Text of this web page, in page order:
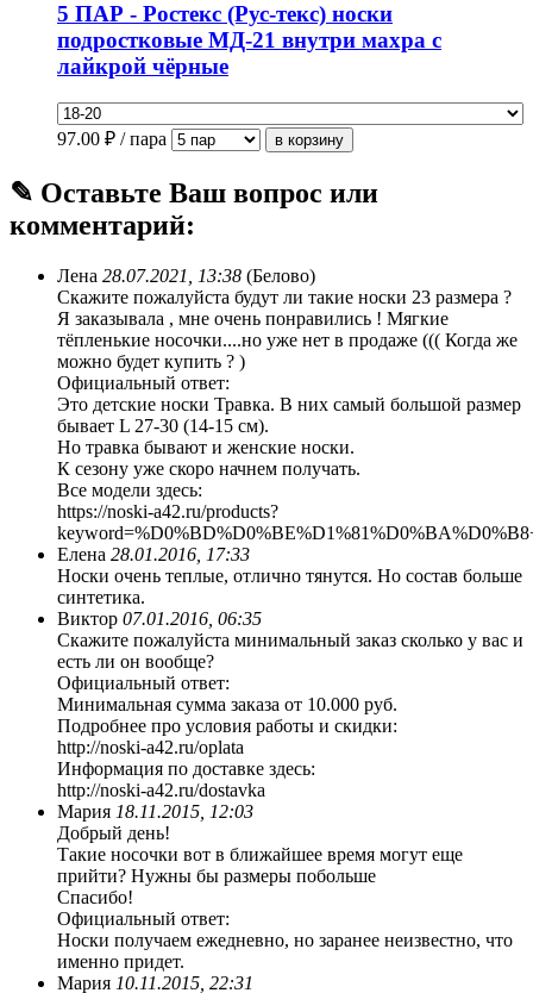
5 ПАР - Ростекс (Рус-текс) носки
подростковые МД-21 внутри махра с
лайкрой чёрные
97.00 ₽ / пара
✎ Оставьте Ваш вопрос или
комментарий:
Лена 28.07.2021, 13:38 (Белово)
Скажите пожалуйста будут ли такие носки 23 размера ?
Я заказывала , мне очень понравились ! Мягкие
тёпленькие носочки....но уже нет в продаже ((( Когда же
можно будет купить ? )
Официальный ответ:
Это детские носки Травка. В них самый большой размер
бывает L 27-30 (14-15 см).
Но травка бывают и женские носки.
К сезону уже скоро начнем получать.
Все модели здесь:
https://noski-a42.ru/products?
Елена 28.01.2016, 17:33
Носки очень теплые, отлично тянутся. Но состав больше
синтетика.
Виктор 07.01.2016, 06:35
Скажите пожалуйста минимальный заказ сколько у вас и
есть ли он вообще?
Официальный ответ:
Минимальная сумма заказа от 10.000 руб.
Подробнее про условия работы и скидки:
http://noski-a42.ru/oplata
Информация по доставке здесь:
http://noski-a42.ru/dostavka
Мария 18.11.2015, 12:03
Добрый день!
Такие носочки вот в ближайшее время могут еще
прийти? Нужны бы размеры побольше
Спасибо!
Официальный ответ:
Носки получаем ежедневно, но заранее неизвестно, что
именно придет.
Мария 10.11.2015, 22:31